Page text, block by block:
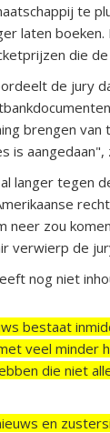
te
laten
die
de jury
brengen
is
langer tegen
neer zou
verwierp de
nog niet
bestaat
veel minder
die niet
en